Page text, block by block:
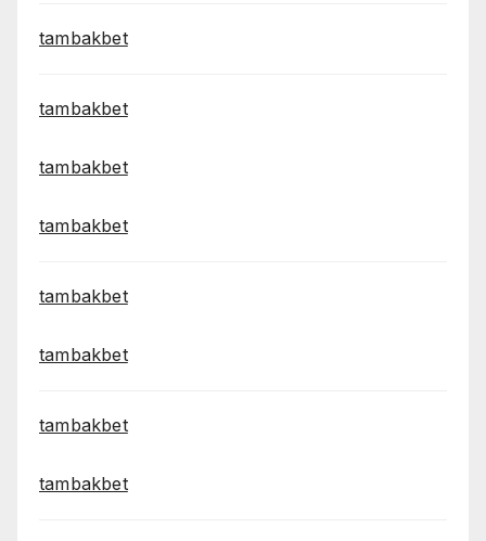
tambakbet
tambakbet
tambakbet
tambakbet
tambakbet
tambakbet
tambakbet
tambakbet